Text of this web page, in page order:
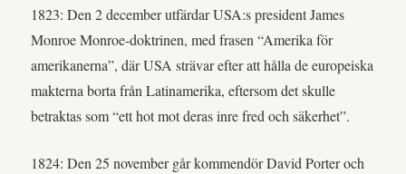
1823: Den 2 december utfärdar USA:s president James
Monroe Monroe-doktrinen, med frasen “Amerika för
amerikanerna”, där USA strävar efter att hålla de europeiska
makterna borta från Latinamerika, eftersom det skulle
betraktas som “ett hot mot deras inre fred och säkerhet”.
1824: Den 25 november går kommendör David Porter och